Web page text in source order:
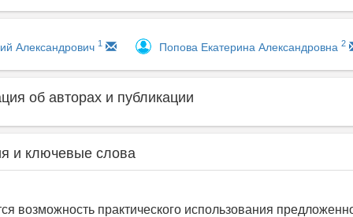
Александрович 1 Попова Екатерина Александровна 2
об авторах и публикации
и ключевые слова
возможность практического использования